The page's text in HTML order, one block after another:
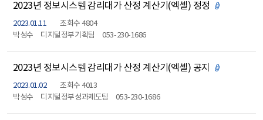
2023년 정보시스템 감리대가 산정 계산기(엑셀) 정정 첨부파일 있
2023.01.11
조회수 4804
박성수
디지털정부기획팀 053-230-1686
2023년 정보시스템 감리대가 산정 계산기(엑셀) 공지 첨부파일 있
2023.01.02
조회수 4013
박성수
디지털정부성과제도팀 053-230-1686